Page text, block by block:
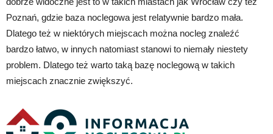
Poznań, gdzie baza noclegowa jest relatywnie bardzo mała.
Dlatego też w niektórych miejscach można nocleg znaleźć
bardzo łatwo, w innych natomiast stanowi to niemały niestety
problem. Dlatego też warto taką bazę noclegową w takich
miejscach znacznie zwiększyć.